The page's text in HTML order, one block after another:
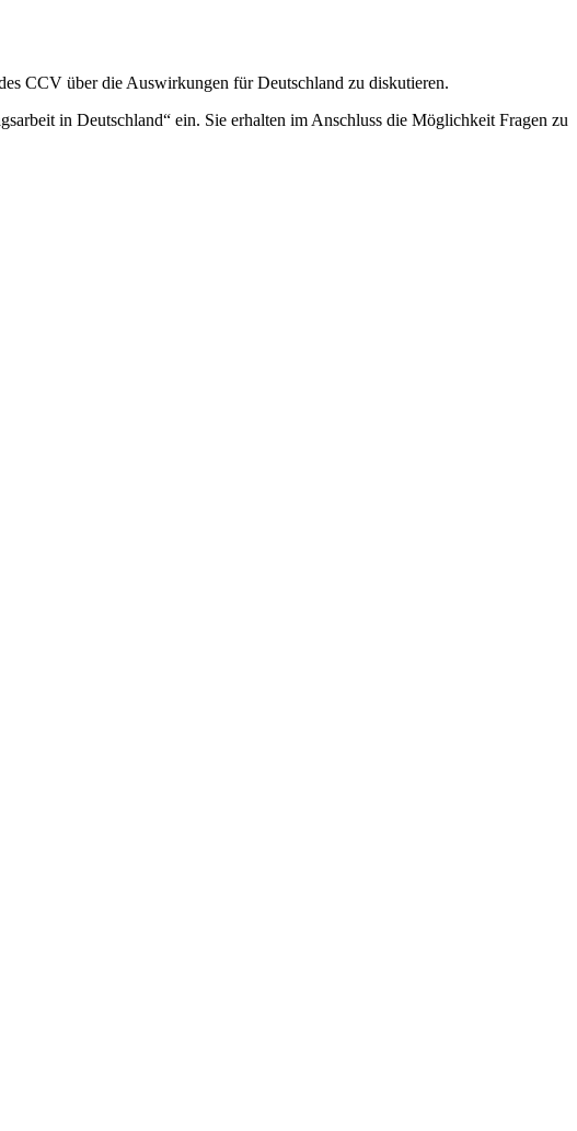
CCV über die Auswirkungen für Deutschland zu diskutieren.
in Deutschland“ ein. Sie erhalten im Anschluss die Möglichkeit Fragen zu